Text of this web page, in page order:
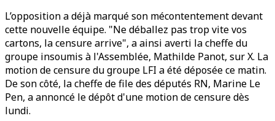
L’opposition a déjà marqué son mécontentement devant
cette nouvelle équipe. "Ne déballez pas trop vite vos
cartons, la censure arrive", a ainsi averti la cheffe du
groupe insoumis à l'Assemblée, Mathilde Panot, sur X. La
motion de censure du groupe LFI a été déposée ce matin.
De son côté, la cheffe de file des députés RN, Marine Le
Pen, a annoncé le dépôt d'une motion de censure dès
lundi.